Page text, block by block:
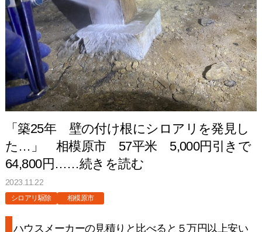
「築25年 壁の付け根にシロアリを発見し
た…」 相模原市 57平米 5,000円引きで
64,800円……続きを読む
2023.11.22
シロアリ駆除 相模原市
ハウスメーカーの見積りと比べると５万円以上安い